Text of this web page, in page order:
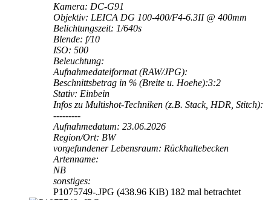
Kamera: DC-G91
Objektiv: LEICA DG 100-400/F4-6.3II @ 400mm
Belichtungszeit: 1/640s
Blende: f/10
ISO: 500
Beleuchtung:
Aufnahmedateiformat (RAW/JPG):
Beschnittsbetrag in % (Breite u. Hoehe):3:2
Stativ: Einbein
Infos zu Multishot-Techniken (z.B. Stack, HDR, Stitch):
---------
Aufnahmedatum: 23.06.2026
Region/Ort: BW
vorgefundener Lebensraum: Rückhaltebecken
Artenname:
NB
sonstiges:
P1075749-.JPG (438.96 KiB) 182 mal betrachtet